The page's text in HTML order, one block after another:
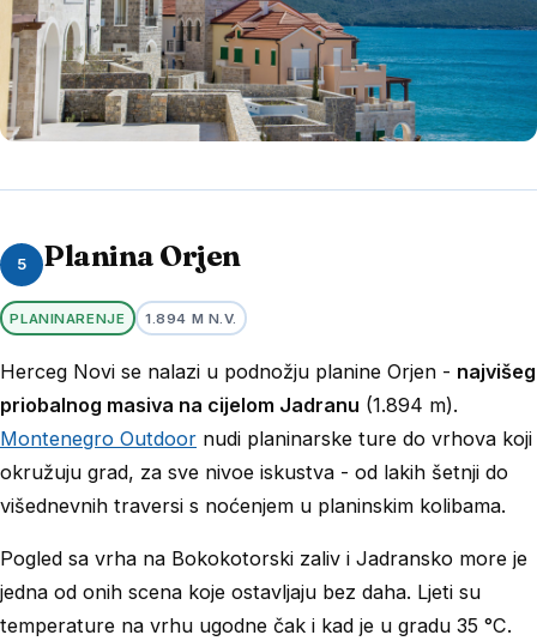
5 Planina Orjen
PLANINARENJE 1.894 M N.V.
Herceg Novi se nalazi u podnožju planine Orjen - najvišeg
priobalnog masiva na cijelom Jadranu (1.894 m).
Montenegro Outdoor nudi planinarske ture do vrhova koji
okružuju grad, za sve nivoe iskustva - od lakih šetnji do
višednevnih traversi s noćenjem u planinskim kolibama.
Pogled sa vrha na Bokokotorski zaliv i Jadransko more je
jedna od onih scena koje ostavljaju bez daha. Ljeti su
temperature na vrhu ugodne čak i kad je u gradu 35 °C.